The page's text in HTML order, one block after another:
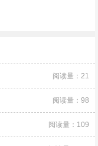
阅读量：21
阅读量：98
阅读量：109